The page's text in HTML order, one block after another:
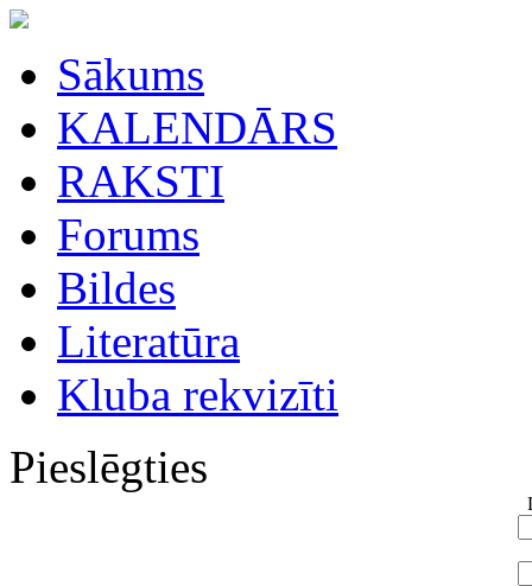
Sākums
KALENDĀRS
RAKSTI
Forums
Bildes
Literatūra
Kluba rekvizīti
Pieslēgties